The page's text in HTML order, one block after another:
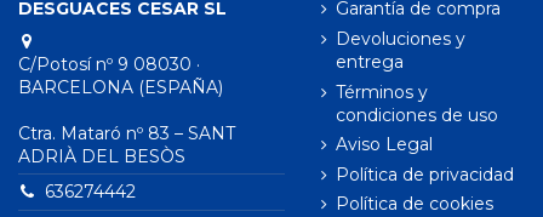
DESGUACES CESAR SL
C/Potosí nº 9 08030 ·
BARCELONA (ESPAÑA)
Ctra. Mataró nº 83 – SANT
ADRIÀ DEL BESÒS
636274442
Garantía de compra
Devoluciones y
entrega
Términos y
condiciones de uso
Aviso Legal
Política de privacidad
Política de cookies